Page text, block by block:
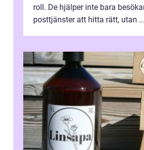
roll. De hjälper inte bara
posttjänster att hitta rätt, utan ...